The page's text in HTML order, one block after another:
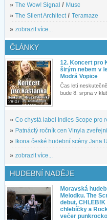
» The Wow! Signal / Muse
» The Silent Architect/ Teramaze
» zobrazit více...
ČLÁNKY
28.07.
12. Koncert pro
širým nebem v
Modrá Vopice
Čas letí
bude 8. srpna v
» Co chystá label Indies Scope pro
» Patnáctý ročník cen Vinyla
»
Ikona české hudební scény Jana
» zobrazit více...
HUDEBNÍ NADĚJE
Moravská
Melodku. The
debut,
chlebíčky a
večer